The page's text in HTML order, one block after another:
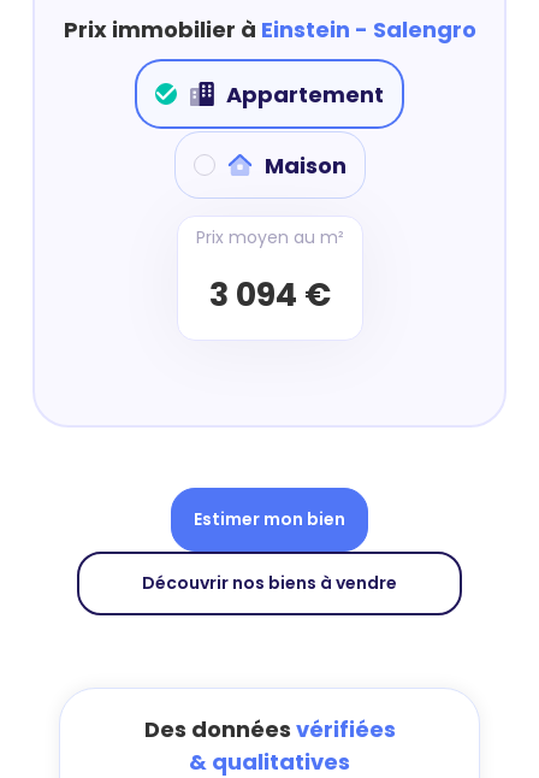
Prix immobilier à Einstein - Salengro
Appartement
Maison
Prix moyen au m²
3 094 €
Estimer mon bien
Découvrir nos biens à vendre
Des données vérifiées
& qualitatives